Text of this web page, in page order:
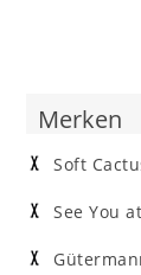
Merken
Soft
See You